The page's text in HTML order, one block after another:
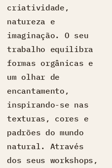
criatividade,
natureza e
imaginação. O seu
trabalho equilibra
formas orgânicas e
um olhar de
encantamento,
inspirando-se nas
texturas, cores e
padrões do mundo
natural. Através
dos seus workshops,